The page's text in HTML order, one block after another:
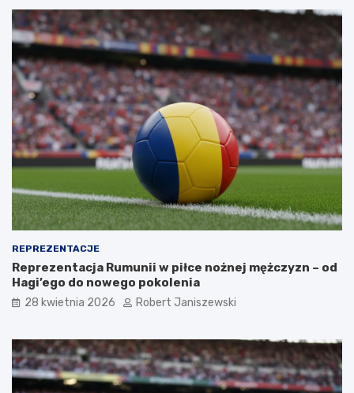
REPREZENTACJE
Reprezentacja Rumunii w piłce nożnej mężczyzn – od
Hagi’ego do nowego pokolenia
28 kwietnia 2026 Robert Janiszewski